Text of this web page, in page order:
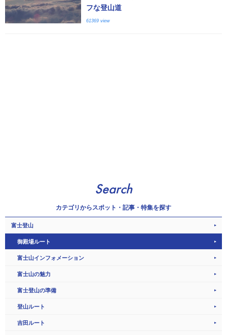
フな登山道
61369 view
Search
カテゴリから スポット・記事・特集を探す
富士登山
御殿場ルート
富士山インフォメーション
富士山の魅力
富士登山の準備
登山ルート
吉田ルート